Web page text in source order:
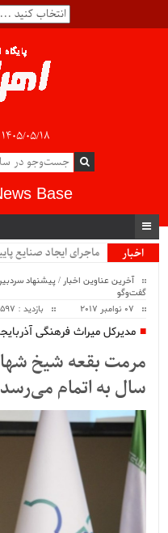
۱۴۰۵/۰۵/۱۸
Base
اخبار
ماجرای ایجاد صنایع
آخرین عناوین اخبار /پیشنهاد سردبیر
گفت‌وگو
بازدید : 1597
مدیرکل میراث فرهنگی
مرمت بقعه شیخ
سال به اتمام می‌رسد